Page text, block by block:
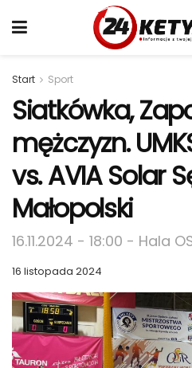
Start Sport
Siatkówka,
mężczyzn.
vs. AVIA Solar
Małopolski
16.11.2024 - 18:00 - Hala
16 listopada 2024